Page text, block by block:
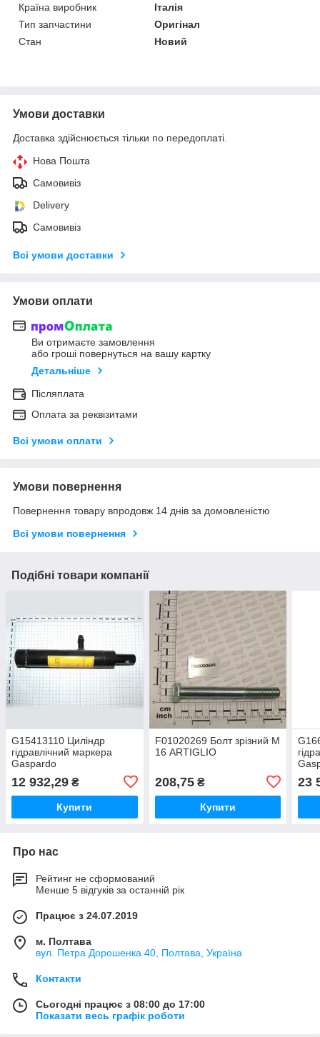
Країна виробник
Італія
Тип запчастини
Оригінал
Стан
Новий
Умови доставки
Доставка здійснюється тільки по передоплаті.
Нова Пошта
Самовивіз
Delivery
Самовивіз
Всі умови доставки
Умови оплати
Ви отримаєте замовлення
або гроші повернуться на вашу картку
Детальніше
Післяплата
Оплата за реквізитами
Всі умови оплати
Умови повернення
Повернення товару впродовж 14 днів за домовленістю
Всі умови повернення
Подібні товари компанії
G15413110 Циліндр
гідравлічний маркера
Gaspardo
12 932,29 ₴
Купити
F01020269 Болт зрізний М
16 ARTIGLIO
208,75₴
Купити
23
Про нас
Рейтинг не сформований
Менше 5 відгуків за останній рік
Працює з 24.07.2019
м. Полтава
вул. Петра Дорошенка 40, Полтава, Україна
Контакти
Сьогодні працює з 08:00 до 17:00
Показати весь графік роботи